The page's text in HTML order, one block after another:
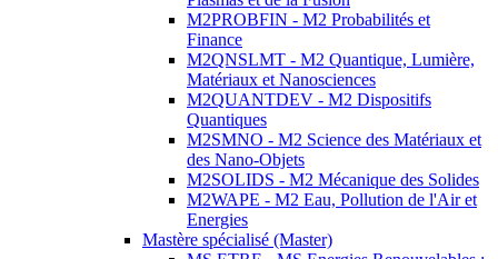
M2PROBFIN - M2 Probabilités et
Finance
M2QNSLMT - M2 Quantique, Lumière,
Matériaux et Nanosciences
M2QUANTDEV - M2 Dispositifs
Quantiques
M2SMNO - M2 Science des Matériaux et
des Nano-Objets
M2SOLIDS - M2 Mécanique des Solides
M2WAPE - M2 Eau, Pollution de l'Air et
Energies
Mastère spécialisé (Master)